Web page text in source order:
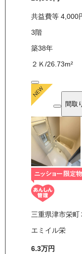
共益費等 4,000
3階
築38年
２Ｋ /26.73m²
間取
三重県津市栄町
エミイル栄
6.3万円